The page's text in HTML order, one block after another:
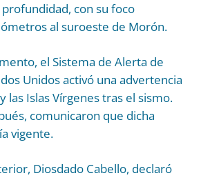
con su foco
al suroeste de Morón.
el Sistema de Alerta de
Unidos activó una advertencia
las Islas Vírgenes tras el sismo.
comunicaron que dicha
vigente.
Diosdado Cabello, declaró